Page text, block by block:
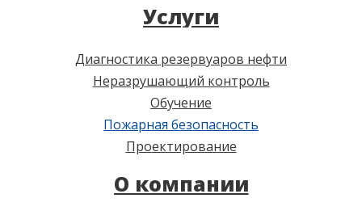
Услуги
Диагностика резервуаров нефти
Неразрушающий контроль
Обучение
Пожарная безопасность
Проектирование
О компании